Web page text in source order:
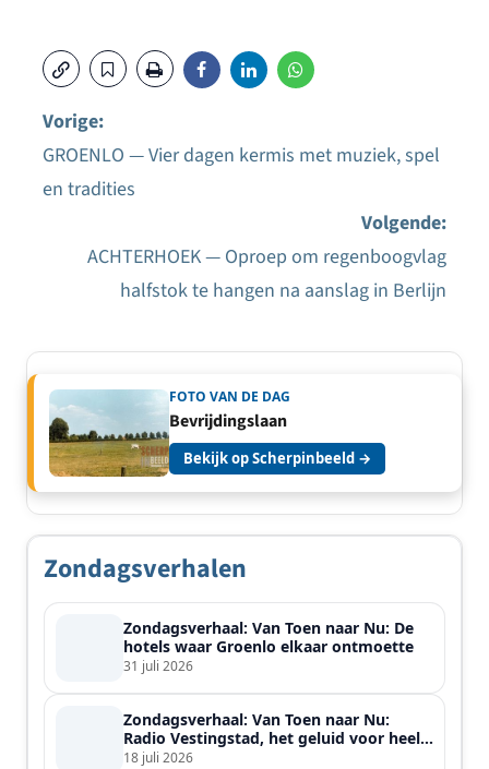
Bericht
Vorige:
GROENLO — Vier dagen kermis met muziek, spel
en tradities
Volgende:
ACHTERHOEK — Oproep om regenboogvlag
halfstok te hangen na aanslag in Berlijn
FOTO VAN DE DAG
Bevrijdingslaan
Bekijk op Scherpinbeeld →
Zondagsverhalen
Zondagsverhaal: Van Toen naar Nu: De
hotels waar Groenlo elkaar ontmoette
31 juli 2026
Zondagsverhaal: Van Toen naar Nu:
Radio Vestingstad, het geluid voor heel
de streek
18 juli 2026